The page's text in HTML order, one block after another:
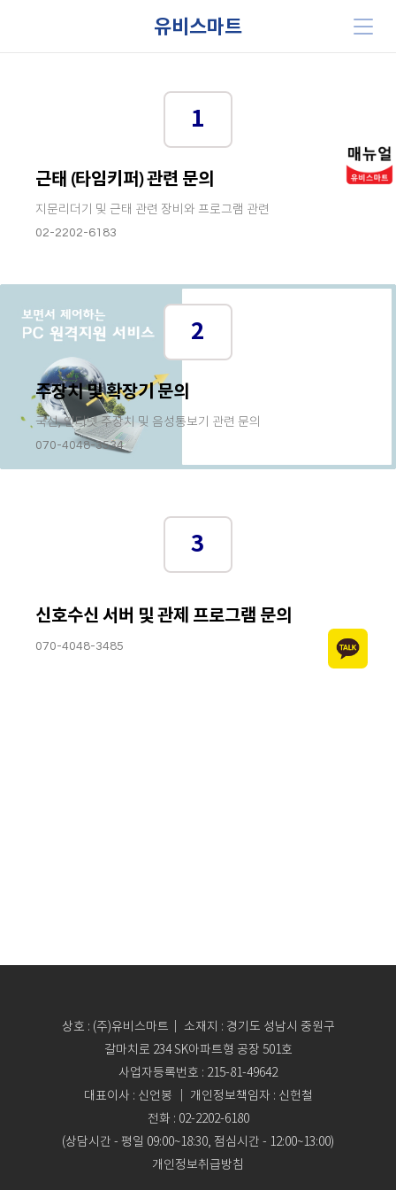
유비스마트
1
근태 (타임키퍼) 관련 문의
지문리더기 및 근태 관련 장비와 프로그램 관련
02-2202-6183
2
주장치 및 확장기 문의
국선, 인터넷 주장치 및 음성통보기 관련 문의
070-4048-3534
3
신호수신 서버 및 관제 프로그램 문의
070-4048-3485
상호 : (주)유비스마트｜ 소재지 : 경기도 성남시 중원구
갈마치로 234 SK아파트형 공장 501호
사업자등록번호 : 215-81-49642
대표이사 : 신언봉 ｜ 개인정보책임자 : 신헌철
전화 : 02-2202-6180
(상담시간 - 평일 09:00~18:30, 점심시간 - 12:00~13:00)
개인정보취급방침